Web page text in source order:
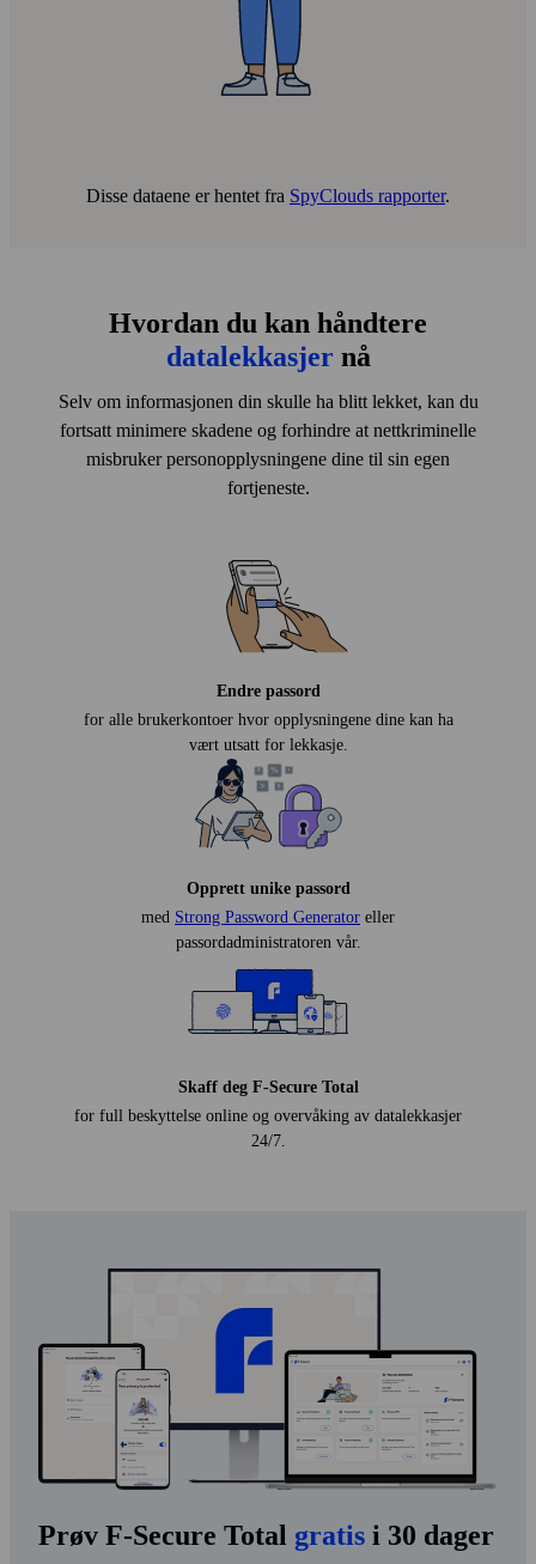
Du får en brudd­rapport
Disse dataene er hentet fra SpyClouds rapporter.
Hvordan du kan håndtere
datalekkasjer nå
Selv om informasjonen din skulle ha blitt lekket, kan du
fortsatt minimere skadene og forhindre at nett­kriminelle
misbruker person­opplysningene dine til sin egen
fortjeneste.
Endre passord
for alle brukerkontoer hvor opplysningene dine kan ha
vært utsatt for lekkasje.
Opprett unike passord
med Strong Password Generator eller
passordadministratoren vår.
Skaff deg F‑Secure Total
for full beskyttelse online og over­våking av data­lekkasjer
24/7.
Prøv F‑Secure Total gratis i 30 dager